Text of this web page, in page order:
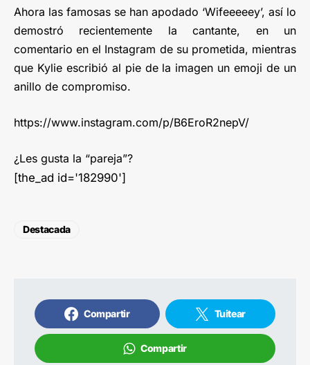
Ahora las famosas se han apodado ‘Wifeeeeey’, así lo
demostró recientemente la cantante, en un
comentario en el Instagram de su prometida, mientras
que Kylie escribió al pie de la imagen un emoji de un
anillo de compromiso.
https://www.instagram.com/p/B6EroR2nepV/
¿Les gusta la “pareja”?
[the_ad id='182990']
Destacada
Compartir Tuitear
Compartir